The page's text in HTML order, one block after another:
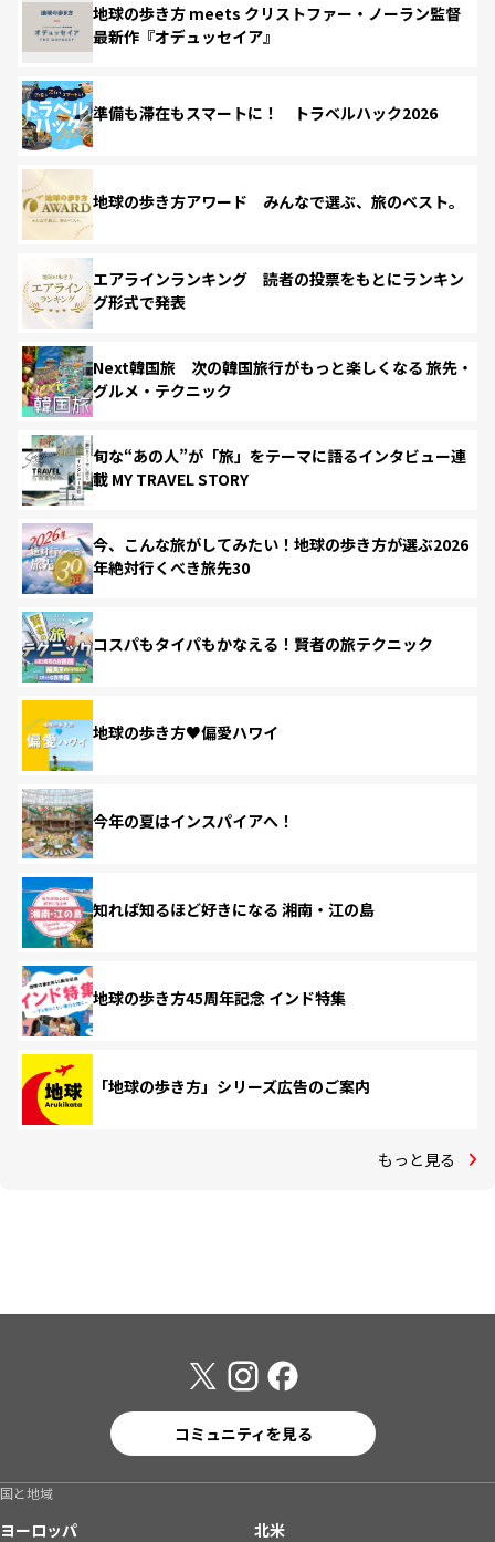
地球の歩き方 meets クリストファー・ノーラン監督
最新作『オデュッセイア』
準備も滞在もスマートに！ トラベルハック2026
地球の歩き方アワード みんなで選ぶ、旅のベスト。
エアラインランキング 読者の投票をもとにランキン
グ形式で発表
Next韓国旅 次の韓国旅行がもっと楽しくなる 旅先・
グルメ・テクニック
旬な“あの人”が「旅」をテーマに語るインタビュー連
載 MY TRAVEL STORY
今、こんな旅がしてみたい！地球の歩き方が選ぶ2026
年絶対行くべき旅先30
コスパもタイパもかなえる！賢者の旅テクニック
地球の歩き方♥偏愛ハワイ
今年の夏はインスパイアへ！
知れば知るほど好きになる 湘南・江の島
地球の歩き方45周年記念 インド特集
「地球の歩き方」シリーズ広告のご案内
もっと見る
コミュニティを見る
国と地域
ヨーロッパ
北米